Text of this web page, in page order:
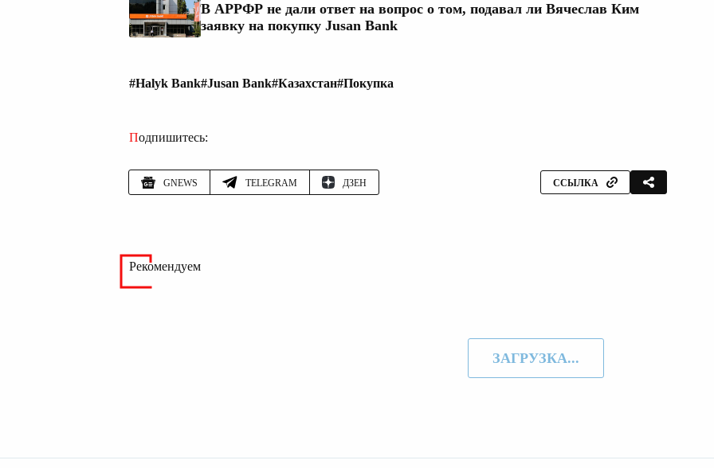
В АРРФР не дали ответ на вопрос о том, подавал ли Вячеслав Ким
заявку на покупку Jusan Bank
#Halyk Bank#Jusan Bank#Казахстан#Покупка
Подпишитесь:
GNEWS TELEGRAM ДЗЕН ССЫЛКА
Рекомендуем
ЗАГРУЗКА...